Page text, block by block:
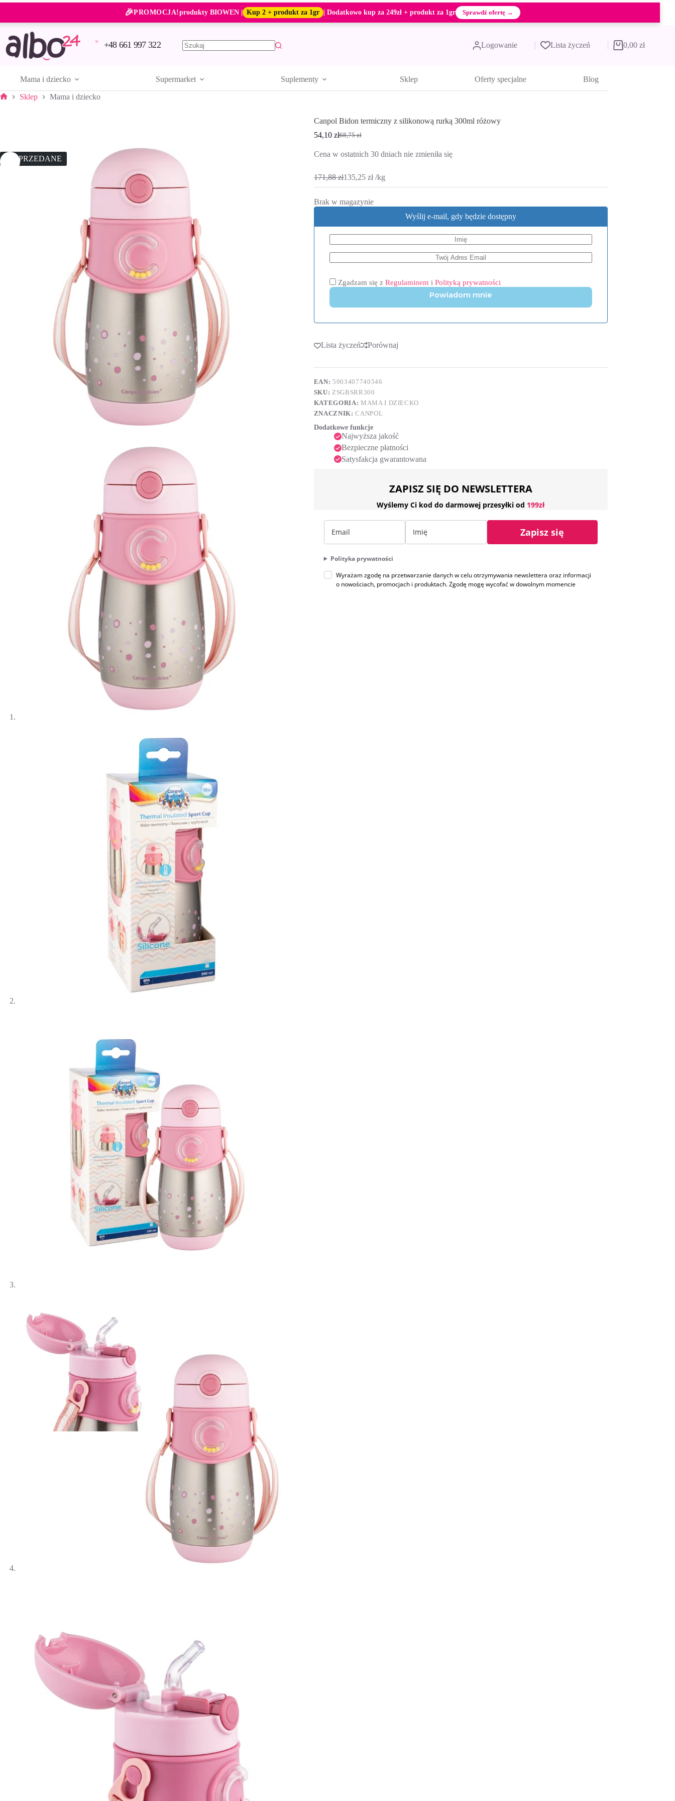
Przejdź
treści
🎉PROMOCJA!produkty BIOWEN | Kup 2 + produkt za 1gr | Dodatkowo kup za 249zł + produkt za 1gr Sprawdź ofertę →
+48 661 997 322 Logowanie Lista życzeń Koszyk
0,00 zł
Mama i dziecko Supermarket Suplementy Sklep Oferty specjalne Blog
Sklep Mama i dziecko
WYPRZEDANE
Canpol Bidon termiczny z silikonową rurką 300ml różowy
68,75zł
Pierwotna
wynosiła:
54,10 złAktualna
wynosi:
Cena w ostatnich 30 dniach nie zmieniła się
171,88zł135,25 zł /kg
Brak w magazynie
Wyślij e-mail, gdy będzie dostępny
Zgadzam się z Regulaminem i Polityką prywatności
Powiadom mnie
Lista życzeń Porównaj
EAN:5903407740546
SKU:ZSGBSRR300
KATEGORIA: MAMA I DZIECKO
ZNACZNIK:CANPOL
Dodatkowe funkcje
Najwyższa jakość
Bezpieczne płatności
Satysfakcja gwarantowana
ZAPISZ SIĘ DO NEWSLETTERA
Wyślemy Ci kod do darmowej przesyłki od 199zł
Zapisz się
Polityka prywatności
Wyrażam zgodę na przetwarzanie danych w celu otrzymywania newslettera oraz informacji
o nowościach, promocjach i produktach. Zgodę mogę wycofać w dowolnym momencie